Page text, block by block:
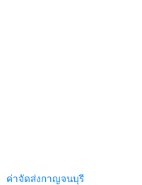
ค่าจัดส่งกาญจนบุรี